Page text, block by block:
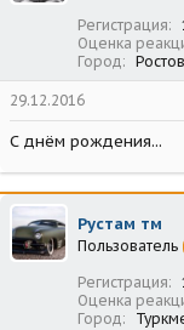
Регистрация
Оценка
Город
29.12.2016
С днём рождения...
Рустам тм
Пользователь
Регистрация
Оценка
Город